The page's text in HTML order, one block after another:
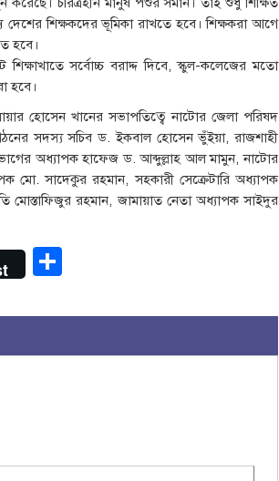
দেশের শিক্ষকদের ভূমিকা রাখতে হবে। শিক্ষকরা আগে
হবে।
সর্বোচ্চ বরাদ্দ দিবে, স্কুল-কলেজের মতো
হবে।
হোসেন খানের সভাপতিত্বে নাটোর জেলা পরিষদ
সদস্য সচিব ড. ইকবাল হোসেন ভুঁইয়া, রাজশাহী
অধ্যাপক হাফেজ ড. আব্দুল্লাহ আল মামুন, নাটোর
মো. সাদেকুর রহমান, সহকারী সেক্রেটারি অধ্যাপক
মোস্তাফিজুর রহমান, জামায়াত নেতা অধ্যাপক সাইদুর